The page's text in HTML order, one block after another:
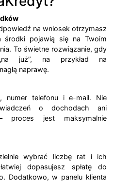
na wniosek otrzymasz
środki pojawią się na Twoim
To świetne rozwiązanie, gdy
już”, na przykład na
naprawę.
numer telefonu i e-mail. Nie
o dochodach ani
proces jest maksymalnie
wybrać liczbę rat i ich
dopasujesz spłatę do
Dodatkowo, w panelu klienta